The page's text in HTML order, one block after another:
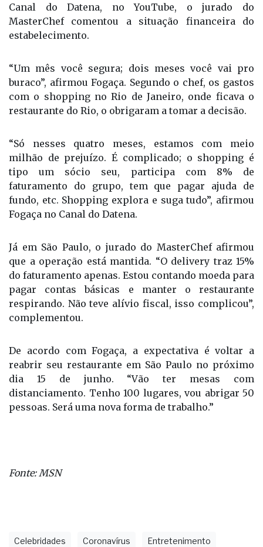
Canal do Datena, no YouTube, o jurado do
MasterChef comentou a situação financeira do
estabelecimento.
“Um mês você segura; dois meses você vai pro
buraco”, afirmou Fogaça. Segundo o chef, os gastos
com o shopping no Rio de Janeiro, onde ficava o
restaurante do Rio, o obrigaram a tomar a decisão.
“Só nesses quatro meses, estamos com meio
milhão de prejuízo. É complicado; o shopping é
tipo um sócio seu, participa com 8% de
faturamento do grupo, tem que pagar ajuda de
fundo, etc. Shopping explora e suga tudo”, afirmou
Fogaça no Canal do Datena.
Já em São Paulo, o jurado do MasterChef afirmou
que a operação está mantida. “O delivery traz 15%
do faturamento apenas. Estou contando moeda para
pagar contas básicas e manter o restaurante
respirando. Não teve alívio fiscal, isso complicou”,
complementou.
De acordo com Fogaça, a expectativa é voltar a
reabrir seu restaurante em São Paulo no próximo
dia 15 de junho. “Vão ter mesas com
distanciamento. Tenho 100 lugares, vou abrigar 50
pessoas. Será uma nova forma de trabalho.”
Fonte: MSN
Celebridades Coronavírus Entretenimento